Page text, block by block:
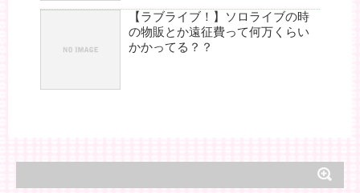
【ラブライブ！】ソロライブの時
の物販とか遠征費って何万くらい
かかってる？？